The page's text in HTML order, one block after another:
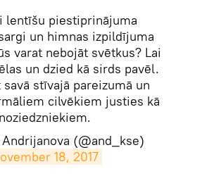
lentīšu piestiprinājuma
un himnas izpildījuma
varat nebojāt svētkus? Lai
un dzied kā sirds pavēl.
stīvajā pareizumā un
cilvēkiem justies kā
noziedzniekiem.
(@and_kse)
18, 2017